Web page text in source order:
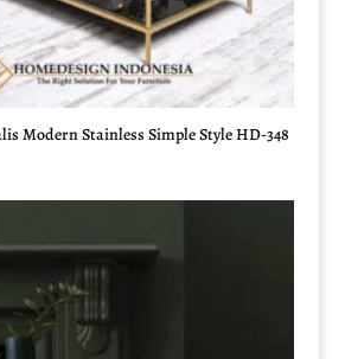
Modern Stainless Simple Style HD-348